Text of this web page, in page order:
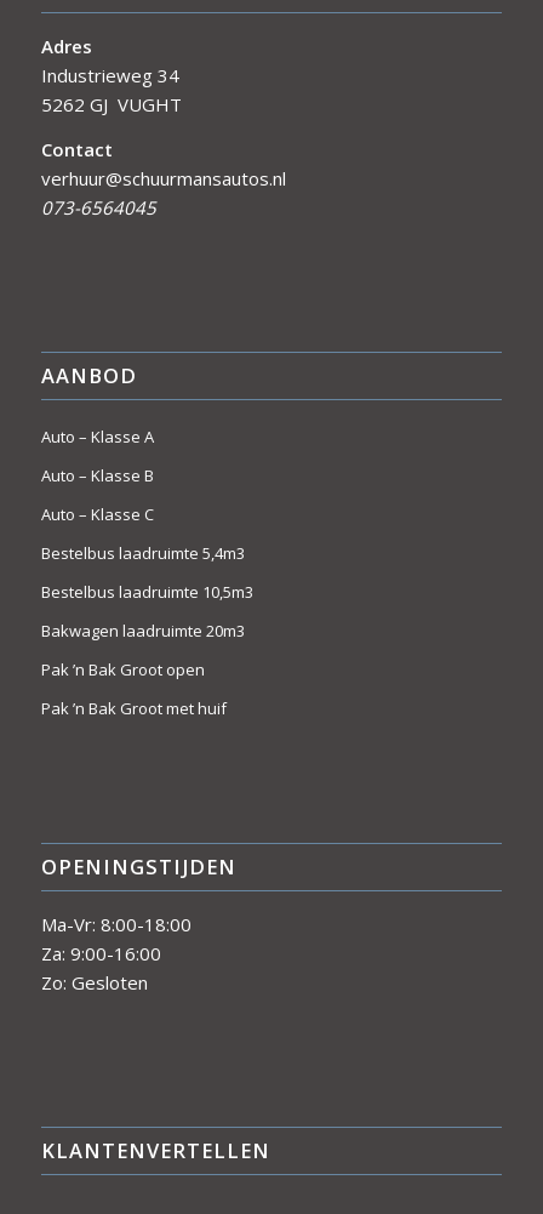
Adres
Industrieweg 34
5262 GJ VUGHT
Contact
verhuur@schuurmansautos.nl
073-6564045
AANBOD
Auto – Klasse A
Auto – Klasse B
Auto – Klasse C
Bestelbus laadruimte 5,4m3
Bestelbus laadruimte 10,5m3
Bakwagen laadruimte 20m3
Pak ’n Bak Groot open
Pak ’n Bak Groot met huif
OPENINGSTIJDEN
Ma-Vr: 8:00-18:00
Za: 9:00-16:00
Zo: Gesloten
KLANTENVERTELLEN